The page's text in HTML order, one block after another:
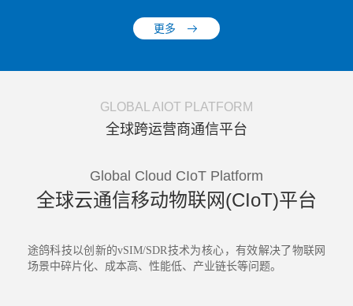
更多
GLOBAL AIOT PLATFORM
全球跨运营商通信平台
Global Cloud CIoT Platform
全球云通信移动物联网(CIoT)平台
途鸽科技以创新的vSIM/SDR技术为核心，有效解决了物联网
场景中碎片化、成本高、性能低、产业链长等问题。